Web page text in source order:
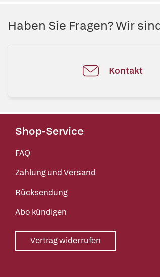
Haben Sie Fragen? Wir
Kontakt
Shop-Service
FAQ
Zahlung und Versand
Rücksendung
Abo kündigen
Vertrag widerrufen